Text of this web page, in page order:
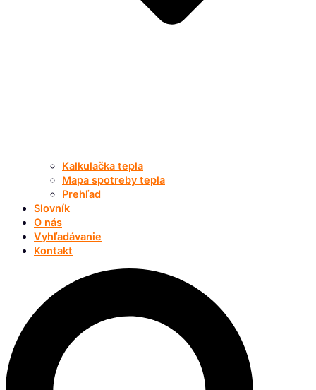
Kalkulačka tepla
Mapa spotreby tepla
Prehľad
Slovník
O nás
Vyhľadávanie
Kontakt